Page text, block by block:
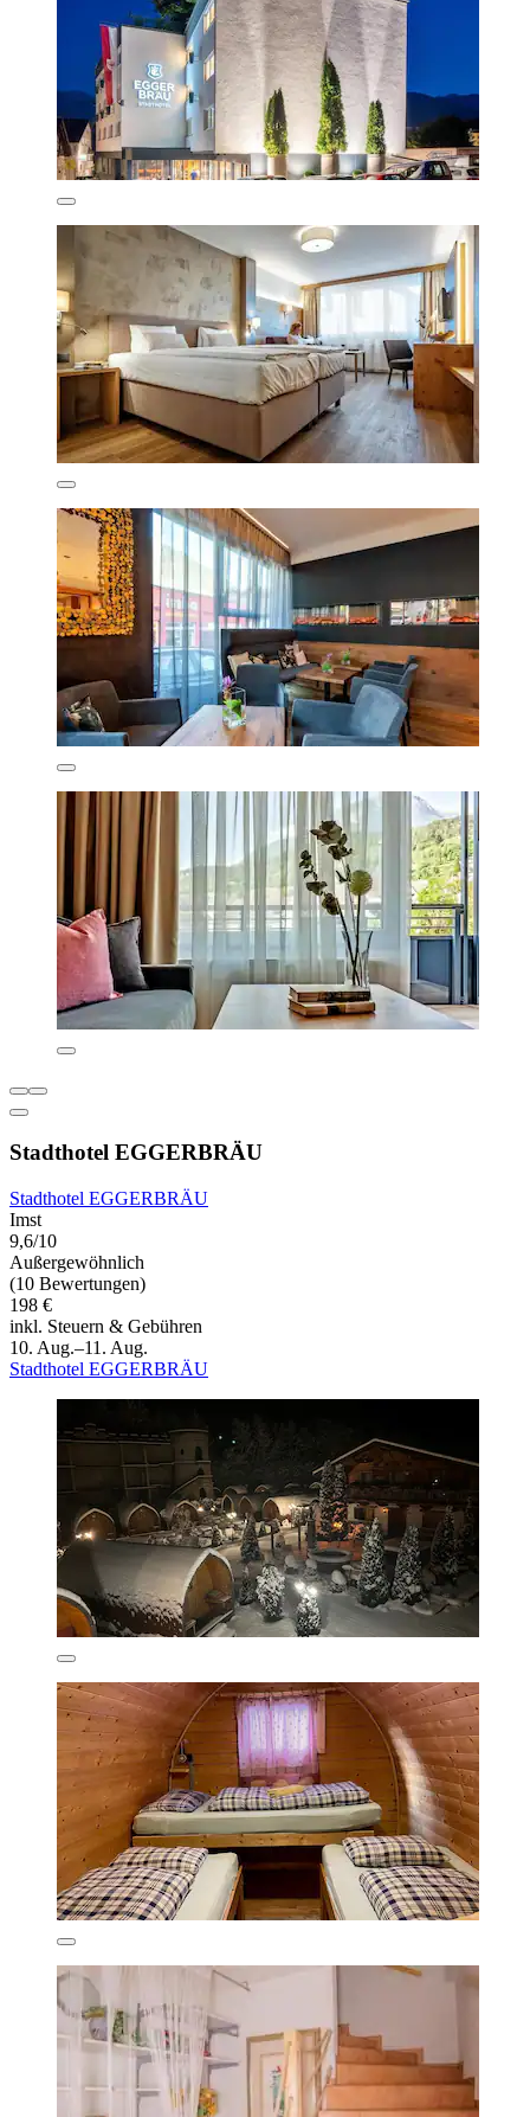
Stadthotel EGGERBRÄU
Stadthotel EGGERBRÄU
Imst
9,6/10
Außergewöhnlich
(10 Bewertungen)
198 €
inkl. Steuern & Gebühren
10. Aug.–11. Aug.
Stadthotel EGGERBRÄU